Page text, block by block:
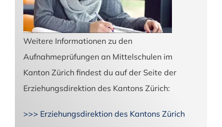
Weitere Informationen zu den
Aufnahmeprüfungen an Mittelschulen im
Kanton Zürich findest du auf der Seite der
Erziehungsdirektion des Kantons Zürich:
>>> Erziehungsdirektion des Kantons Zürich